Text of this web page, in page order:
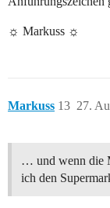
☼ Markuss ☼
Markuss 27.
13
… und wenn die
ich den